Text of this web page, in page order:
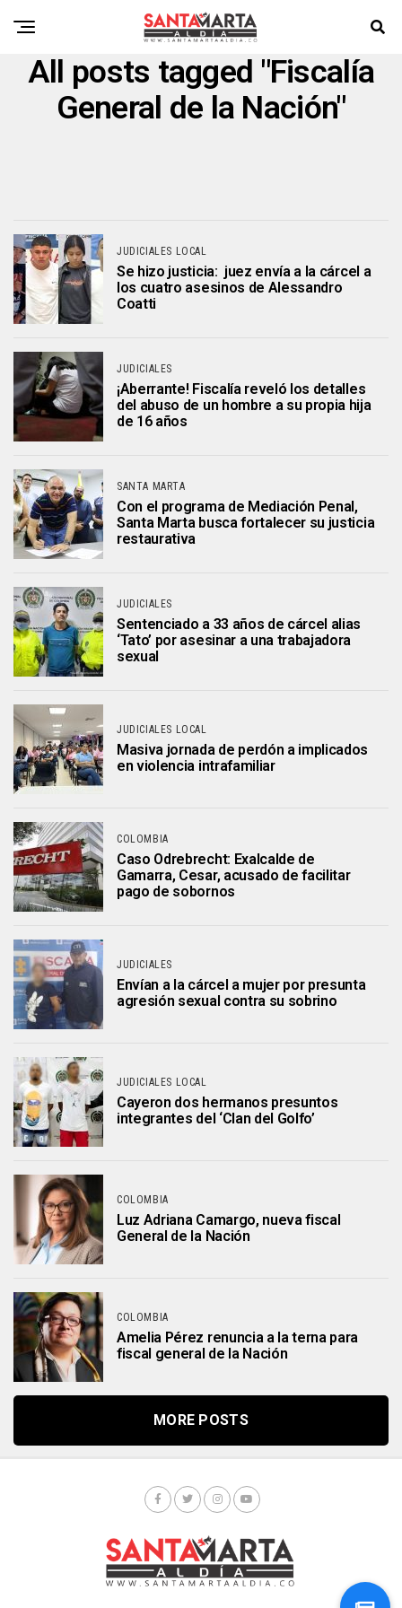
All posts tagged "Fiscalía
General de la Nación"
JUDICIALES LOCAL
Se hizo justicia: juez envía a la cárcel a
los cuatro asesinos de Alessandro
Coatti
JUDICIALES
¡Aberrante! Fiscalía reveló los detalles
del abuso de un hombre a su propia hija
de 16 años
SANTA MARTA
Con el programa de Mediación Penal,
Santa Marta busca fortalecer su justicia
restaurativa
JUDICIALES
Sentenciado a 33 años de cárcel alias
‘Tato’ por asesinar a una trabajadora
sexual
JUDICIALES LOCAL
Masiva jornada de perdón a implicados
en violencia intrafamiliar
COLOMBIA
Caso Odrebrecht: Exalcalde de
Gamarra, Cesar, acusado de facilitar
pago de sobornos
JUDICIALES
Envían a la cárcel a mujer por presunta
agresión sexual contra su sobrino
JUDICIALES LOCAL
Cayeron dos hermanos presuntos
integrantes del ‘Clan del Golfo’
COLOMBIA
Luz Adriana Camargo, nueva fiscal
General de la Nación
COLOMBIA
Amelia Pérez renuncia a la terna para
fiscal general de la Nación
MORE POSTS